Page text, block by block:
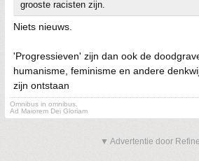
grooste racisten zijn.
Niets nieuws.
'Progressieven' zijn dan ook de
humanisme, feminisme en andere
zijn ontstaan
Omnibus in omnibus.
Ad Maiorem Dei Gloriam
▼ Advertentie door